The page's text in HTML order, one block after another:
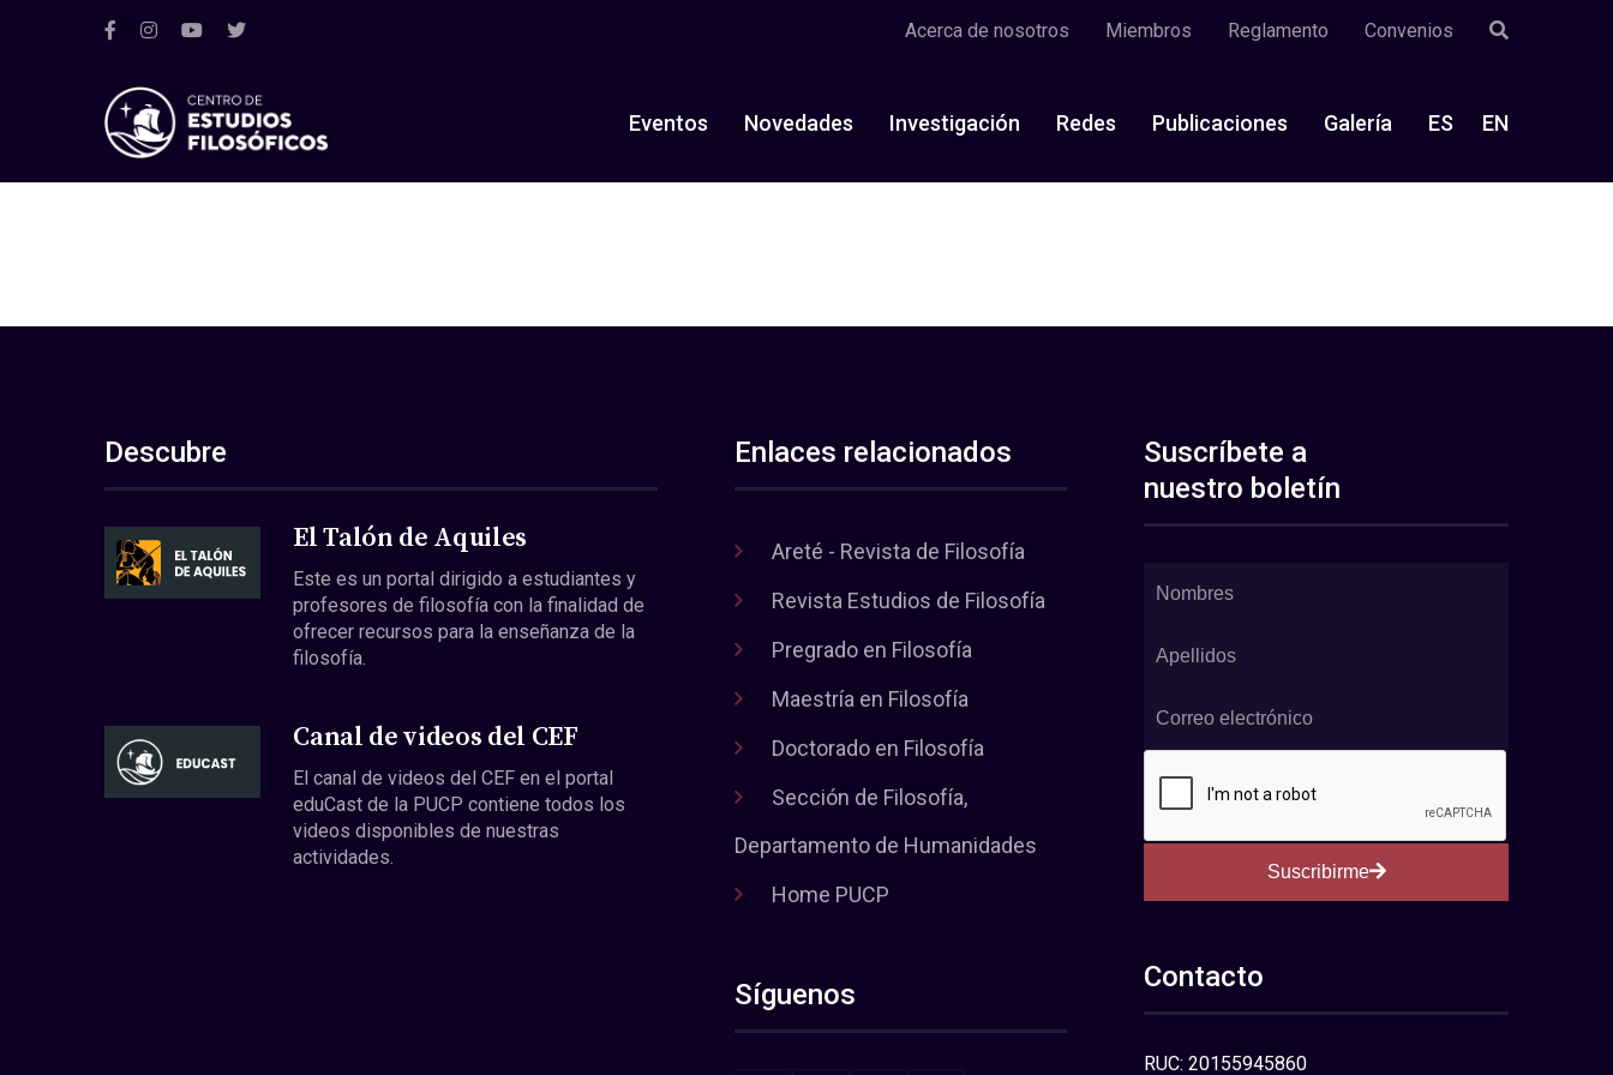
Acerca de nosotros Miembros Reglamento Convenios
Eventos Novedades Investigación Redes Publicaciones Galería ES EN
Descubre
El Talón de Aquiles
Este es un portal dirigido a estudiantes y
profesores de filosofía con la finalidad de
ofrecer recursos para la enseñanza de la
filosofía.
Canal de videos del CEF
El canal de videos del CEF en el portal
eduCast de la PUCP contiene todos los
videos disponibles de nuestras
actividades.
Enlaces relacionados
Areté - Revista de Filosofía
Revista Estudios de Filosofía
Pregrado en Filosofía
Maestría en Filosofía
Doctorado en Filosofía
Sección de Filosofía,
Departamento de Humanidades
Home PUCP
Síguenos
Suscríbete a
nuestro boletín
Suscribirme
Contacto
RUC: 20155945860